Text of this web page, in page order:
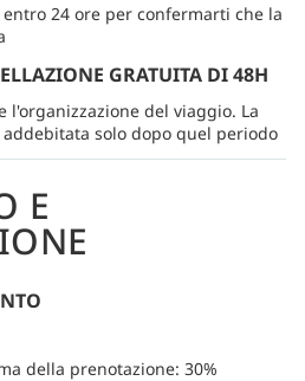
24 ore per confermarti che la
GRATUITA DI 48H
l'organizzazione del viaggio. La
solo dopo quel periodo
E
della prenotazione: 30%